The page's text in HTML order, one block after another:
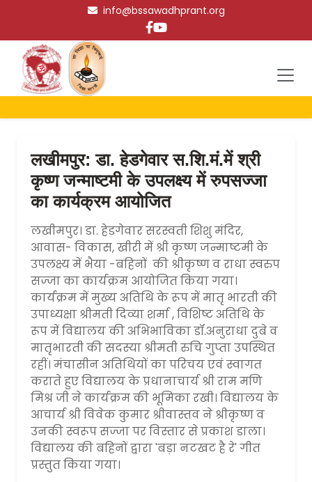
info@bssawadhprant.org
लखीमपुर: डा. हेडगेवार स.शि.मं.में श्री
कृष्ण जन्माष्टमी के उपलक्ष्य में रुपसज्जा
का कार्यक्रम आयोजित
लखीमपुर। डा. हेडगेवार सरस्वती शिशु मंदिर,
आवास- विकास, खीरी में श्री कृष्ण जन्माष्टमी के
उपलक्ष्य में भैया -बहिनों की श्रीकृष्ण व राधा स्वरुप
सज्जा का कार्यक्रम आयोजित किया गया।
कार्यक्रम में मुख्य अतिथि के रूप में मातृ भारती की
उपाध्यक्षा श्रीमती दिव्या शर्मा , विशिष्ट अतिथि के
रूप में विद्यालय की अभिभाविका डॉ.अनुराधा दुबे व
मातृभारती की सदस्या श्रीमती रुचि गुप्ता उपस्थित
रहीं। मंचासीन अतिथियों का परिचय एवं स्वागत
कराते हुए विद्यालय के प्रधानाचार्य श्री राम मणि
मिश्र जी ने कार्यक्रम की भूमिका रखी। विद्यालय के
आचार्य श्री विवेक कुमार श्रीवास्तव ने श्रीकृष्ण व
उनकी स्वरूप सज्जा पर विस्तार से प्रकाश डाला।
विद्यालय की बहिनों द्वारा 'बड़ा नटखट है रे' गीत
प्रस्तुत किया गया।